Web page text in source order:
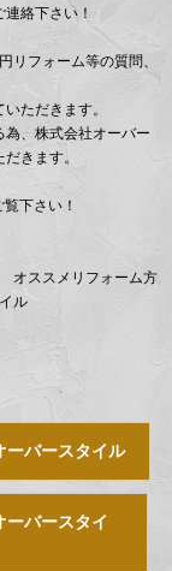
絡下さい！
リフォーム等の質問、
ただきます。
、株式会社オーバー
きます。
下さい！
ススメリフォーム方
ル
バースタイル
バースタイ